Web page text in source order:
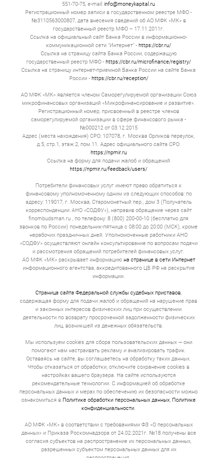
551-70-75, e-mail: info@moneykapital.ru
Регистрационный номер записи в государственном реестре МФО -
№3110563000807, дата внесения сведений об АО МФК «МК» в
государственный реестр МФО – 17.11.2011г.
Ссылка на официальный сайт Банка России в информационно-
коммуникационной сети "Интернет" - https://cbr.ru/
Ссылка на страницу сайта Банка России, содержащую
государственный реестр МФО - https://cbr.ru/microfinance/registry/
Ссылка на страницу интернет-приемной Банка России на сайте Банка
России - https://cbr.ru/reception/
АО МФК «МК» является членом Саморегулируемой организации Союз
микрофинансовых организаций «Микрофинансирование и развитие».
Регистрационный номер, присвоенный в реестре членов
саморегулируемой организации в сфере финансового рынка -
№000212 от 03.12.2015
Адрес (места нахождения) СРО: 107078, г. Москва Орликов переулок,
д.5, стр.1, этаж 2, пом.11. Адрес официального сайта СРО:
https://npmir.ru
Ссылка на форму для подачи жалоб и обращений
https://npmir.ru/feedback/users/
Потребители финансовых услуг имеют право обратиться к
финансовому уполномоченному одним из следующих способов: по
адресу: 119017, г. Москва, Старомонетный пер., дом 3 (Получатель
корреспонденции: АНО «СОДФУ»), направив обращение через сайт
finombudsman.ru , по телефону: 8 (800) 200-00-10 (бесплатно для
звонков по России) понедельник-пятница с 08:00 до 20:00 (МСК), кроме
нерабочих праздничных дней. Уполномоченные работники АНО
«СОДФУ» осуществляют онлайн консультирование по вопросам подачи
и рассмотрения обращений потребителей финансовых услуг.
АО МФК «МК» раскрывает информацию на странице в сети Интернет
информационного агентства, аккредитованного ЦБ РФ на раскрытие
информации.
Страница сайта Федеральной службы судебных приставов,
содержащая форму для подачи жалоб и обращений на нарушение прав
и законных интересов физических лиц при осуществлении
деятельности по возврату просроченной задолженности физических
лиц, возникшей из денежных обязательств.
Мы используем cookies для сбора пользовательских данных — они
помогают нам настраивать рекламу и анализировать трафик.
Оставаясь на сайте, вы соглашаетесь на обработку таких данных.
Чтобы отказаться от обработки, отключите сохранение cookies в
настройках вашего браузера. На сайте используются
рекомендательные технологии. С информацией об обработке
персональных данных и мерах по обеспечению их безопасности можно
ознакомиться в Политике обработки персональных данных, Политике
конфиденциальности.
АО МФК «МК» в соответствии с требованиями ФЗ «О персональных
данных» и Приказа Роскомнадзора от 24.02.2021г. №18 получены все
согласия субъектов на распространение их персональных данных,
разрешенных субъектом персональных данных для их